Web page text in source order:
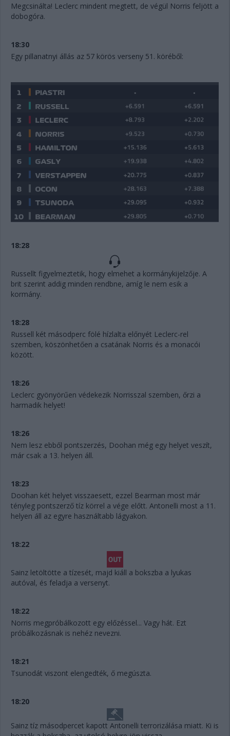
Megcsinálta! Leclerc mindent megtett, de végül Norris feljött a
dobogóra.
18:30
Egy pillanatnyi állás az 57 körös verseny 51. köréből:
18:28
Russellt figyelmeztetik, hogy elmehet a kormánykijelzője. A
brit szerint addig minden rendbne, amíg le nem esik a
kormány.
18:28
Russell két másodperc fölé hízlalta előnyét Leclerc-rel
szemben, köszönhetően a csatának Norris és a monacói
között.
18:26
Leclerc gyönyörűen védekezik Norrisszal szemben, őrzi a
harmadik helyet!
18:26
Nem lesz ebből pontszerzés, Doohan még egy helyet veszít,
már csak a 13. helyen áll.
18:23
Doohan két helyet visszaesett, ezzel Bearman most már
tényleg pontszerző tíz körrel a vége előtt. Antonelli most a 11.
helyen áll az egyre használtabb lágyakon.
18:22
Sainz letöltötte a tízesét, majd kiáll a bokszba a lyukas
autóval, és feladja a versenyt.
18:22
Norris megpróbálkozott egy előzéssel... Vagy hát. Ezt
próbálkozásnak is nehéz nevezni.
18:21
Tsunodát viszont elengedték, ő megúszta.
18:20
Sainz tíz másodpercet kapott Antonelli terrorizálása miatt. Ki is